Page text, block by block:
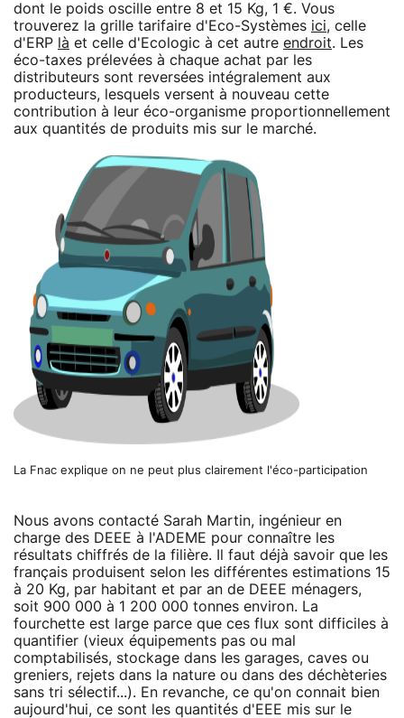
dont le poids oscille entre 8 et 15 Kg, 1 €. Vous
trouverez la grille tarifaire d'Eco-Systèmes ici, celle
d'ERP là et celle d'Ecologic à cet autre endroit. Les
éco-taxes prélevées à chaque achat par les
distributeurs sont reversées intégralement aux
producteurs, lesquels versent à nouveau cette
contribution à leur éco-organisme proportionnellement
aux quantités de produits mis sur le marché.
La Fnac explique on ne peut plus clairement l'éco-participation
Nous avons contacté Sarah Martin, ingénieur en
charge des DEEE à l'ADEME pour connaître les
résultats chiffrés de la filière. Il faut déjà savoir que les
français produisent selon les différentes estimations 15
à 20 Kg, par habitant et par an de DEEE ménagers,
soit 900 000 à 1 200 000 tonnes environ. La
fourchette est large parce que ces flux sont difficiles à
quantifier (vieux équipements pas ou mal
comptabilisés, stockage dans les garages, caves ou
greniers, rejets dans la nature ou dans des déchèteries
sans tri sélectif...). En revanche, ce qu'on connait bien
aujourd'hui, ce sont les quantités d'EEE mis sur le